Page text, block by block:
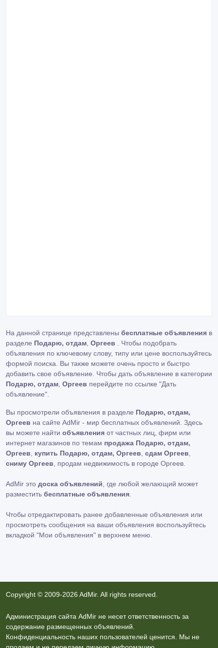
На данной странице представлены бесплатные объявления в
разделе Подарю, отдам Оргеев . Чтобы подобрать
объявления по ключевому слову, типу или цене воспользуйтесь
формой поиска. Вы также можете очень просто и быстро
добавить свое объявление. Чтобы дать объявление в категории
Подарю, отдам Оргеев перейдите по ссылке "Дать
объявление"
Вы просмотрели объявления в разделе Подарю, отдам,
Оргеев на сайте AdMir - мир бесплатных объявлений. Здесь
вы можете найти объявления от частных лиц, фирм или
интернет магазинов по темам продажа Подарю, отдам,
Оргеев
купить Подарю, отдам, Оргеев сдам Оргеев
сниму Оргеев , продам недвижимость в городе Оргеев.
AdMir это доска объявлений , где любой желающий может
разместить бесплатные объявления
Чтобы отредактировать ранее добавленные объявления или
просмотреть сообщения на ваши объявления воспользуйтесь
вкладкой "Мои объявления" в верхнем меню.
Copyright © 2009-2026 AdMir. All rights reserved.
Администрация сайта AdMir не несет ответственность за
содержание размещенных объявлений.
Конфиденциальность наших пользователей ценится. Мы не